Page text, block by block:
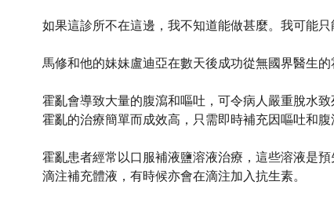
如果這診所不在這邊，我不知道能做甚麼。我可能
馬修和他的妹妹盧迪亞在數天後成功從無國界醫生
霍亂會導致大量的腹瀉和嘔吐，可令病人嚴重脫水
霍亂的治療簡單而成效高，只需即時補充因嘔吐和
霍亂患者經常以口服補液鹽溶液治療，這些溶液是
滴注補充體液，有時候亦會在滴注加入抗生素。